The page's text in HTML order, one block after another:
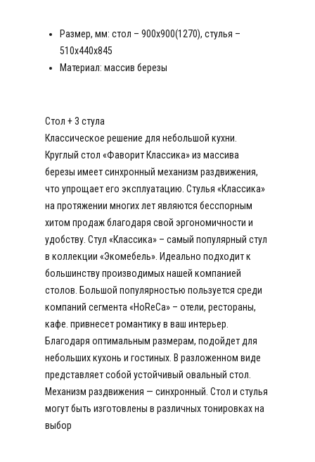
Размер, мм: стол – 900х900(1270), стулья –
510х440х845
Материал: массив березы
Стол + 3 стула
Классическое решение для небольшой кухни.
Круглый стол «Фаворит Классика» из массива
березы имеет синхронный механизм раздвижения,
что упрощает его эксплуатацию. Стулья «Классика»
на протяжении многих лет являются бесспорным
хитом продаж благодаря свой эргономичности и
удобству. Стул «Классика» – самый популярный стул
в коллекции «Экомебель». Идеально подходит к
большинству производимых нашей компанией
столов. Большой популярностью пользуется среди
компаний сегмента «HoReCa» – отели, рестораны,
кафе. привнесет романтику в ваш интерьер.
Благодаря оптимальным размерам, подойдет для
небольших кухонь и гостиных. В разложенном виде
представляет собой устойчивый овальный стол.
Механизм раздвижения — синхронный. Стол и стулья
могут быть изготовлены в различных тонировках на
выбор